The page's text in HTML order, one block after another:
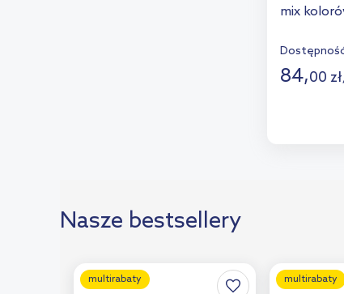
Cristacer (4)
Laufen (4)
mix
84,00 zł
Nasze bestsellery
multirabaty multirabaty